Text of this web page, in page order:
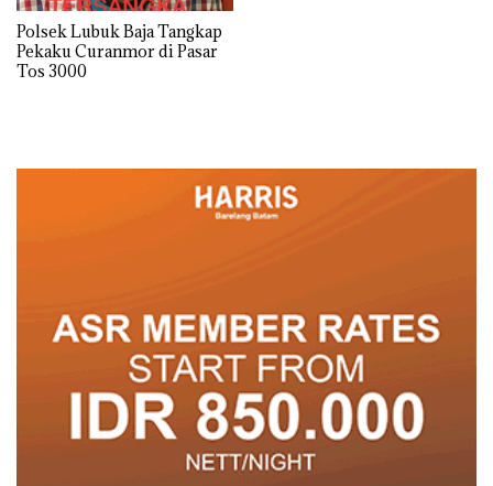
Polsek Lubuk Baja Tangkap
Pekaku Curanmor di Pasar
Tos 3000